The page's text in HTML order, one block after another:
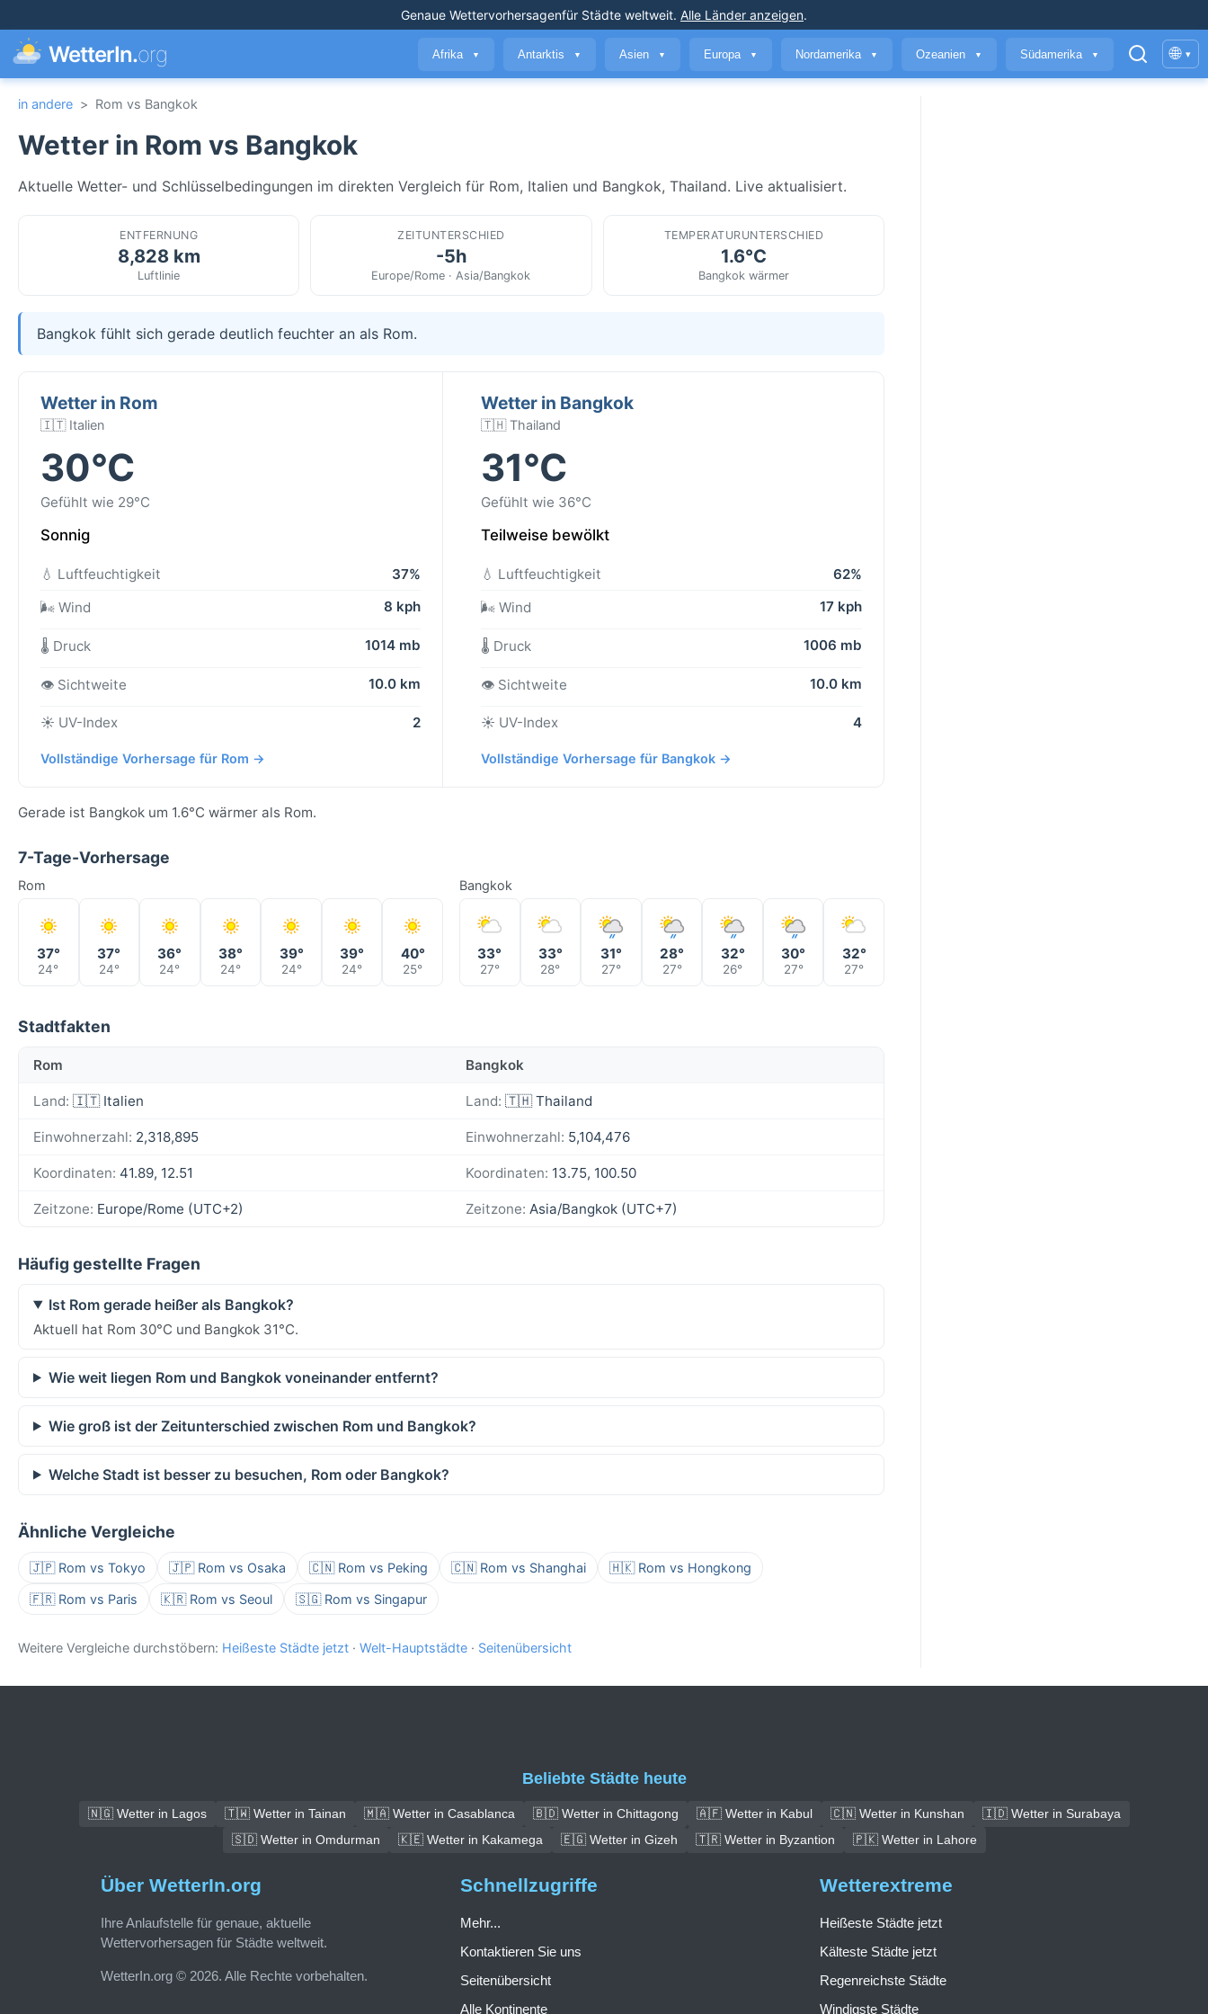
Genaue Wettervorhersagenfür Städte weltweit. Alle Länder anzeigen.
WetterIn.org Afrika ▼ Antarktis ▼ Asien ▼ Europa ▼ Nordamerika ▼ Ozeanien ▼ Südamerika ▼ 🌐 ▾
in andere > Rom vs Bangkok
Wetter in Rom vs Bangkok
Aktuelle Wetter- und Schlüsselbedingungen im direkten Vergleich für Rom, Italien und Bangkok, Thailand. Live aktualisiert.
ENTFERNUNG
8,828 km
Luftlinie
ZEITUNTERSCHIED
-5h
Europe/Rome · Asia/Bangkok
TEMPERATURUNTERSCHIED
1.6°C
Bangkok wärmer
Bangkok fühlt sich gerade deutlich feuchter an als Rom.
Wetter in Rom
🇮🇹 Italien
30°C
Gefühlt wie 29°C
Sonnig
💧 Luftfeuchtigkeit
37%
🌬️ Wind
8 kph
🌡️ Druck 1014 mb
👁️ Sichtweite 10.0 km
☀️ UV-Index 2
Vollständige Vorhersage für Rom →
Wetter in Bangkok
🇹🇭 Thailand
31°C
Gefühlt wie 36°C
Teilweise bewölkt
💧 Luftfeuchtigkeit
62%
🌬️ Wind
17 kph
🌡️ Druck 1006 mb
👁️ Sichtweite 10.0 km
☀️ UV-Index 4
Vollständige Vorhersage für Bangkok →
Gerade ist Bangkok um 1.6°C wärmer als Rom.
7-Tage-Vorhersage
Rom
37°
24°
37°
24°
36°
24°
38°
24°
39°
24°
39°
24°
40°
25°
Bangkok
33°
27°
33°
28°
31°
27°
28°
27°
32°
26°
30°
27°
32°
27°
Stadtfakten
Rom Bangkok
Land: 🇮🇹 Italien Land: 🇹🇭 Thailand
Einwohnerzahl: 2,318,895 Einwohnerzahl: 5,104,476
Koordinaten: 41.89, 12.51 Koordinaten: 13.75, 100.50
Zeitzone: Europe/Rome (UTC+2) Zeitzone: Asia/Bangkok (UTC+7)
Häufig gestellte Fragen
Ist Rom gerade heißer als Bangkok?
Aktuell hat Rom 30°C und Bangkok 31°C.
Wie weit liegen Rom und Bangkok voneinander entfernt?
Wie groß ist der Zeitunterschied zwischen Rom und Bangkok?
Welche Stadt ist besser zu besuchen, Rom oder Bangkok?
Ähnliche Vergleiche
🇯🇵 Rom vs Tokyo 🇯🇵 Rom vs Osaka 🇨🇳 Rom vs Peking 🇨🇳 Rom vs Shanghai 🇭🇰 Rom vs Hongkong
🇫🇷 Rom vs Paris 🇰🇷 Rom vs Seoul 🇸🇬 Rom vs Singapur
Weitere Vergleiche durchstöbern: Heißeste Städte jetzt · Welt-Hauptstädte · Seitenübersicht
Beliebte Städte heute
🇳🇬 Wetter in Lagos 🇹🇼 Wetter in Tainan 🇲🇦 Wetter in Casablanca 🇧🇩 Wetter in Chittagong 🇦🇫 Wetter in Kabul 🇨🇳 Wetter in Kunshan
🇮🇩 Wetter in Surabaya
🇸🇩 Wetter in Omdurman
🇰🇪 Wetter in Kakamega 🇪🇬 Wetter in Gizeh 🇹🇷 Wetter in Byzantion 🇵🇰 Wetter in Lahore
Über WetterIn.org
Ihre Anlaufstelle für genaue, aktuelle
Wettervorhersagen für Städte weltweit.
WetterIn.org © 2026. Alle Rechte vorbehalten.
Schnellzugriffe
Mehr...
Kontaktieren Sie uns
Seitenübersicht
Alle Kontinente
Wetterextreme
Heißeste Städte jetzt
Kälteste Städte jetzt
Regenreichste Städte
Windigste Städte